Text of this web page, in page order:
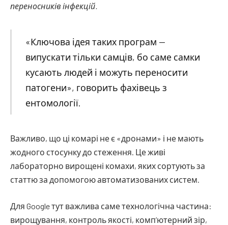
переносників інфекцій.
«Ключова ідея таких програм —
випускати тільки самців, бо саме самки
кусають людей і можуть переносити
патогени», говорить фахівець з
ентомології.
Важливо, що ці комарі не є «дронами» і не мають
жодного стосунку до стеження. Це живі
лабораторно вирощені комахи, яких сортують за
статтю за допомогою автоматизованих систем.
Для Google тут важлива саме технологічна частина:
вирощування, контроль якості, комп’ютерний зір,